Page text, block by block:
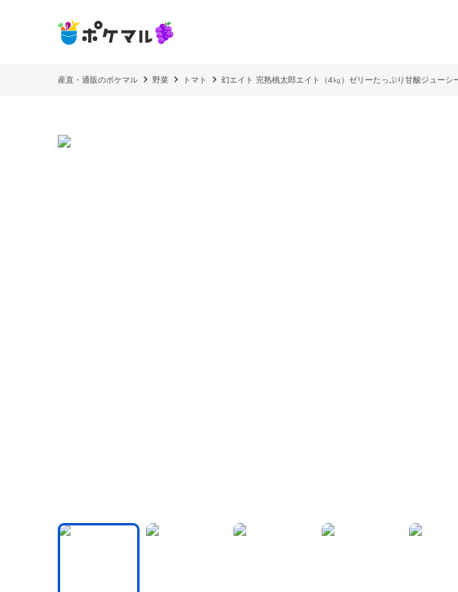
産直・通販のポケマル 野菜 トマト 幻エイト 完熟桃太郎エイト（4㎏）ゼリーたっぷり甘酸ジューシ